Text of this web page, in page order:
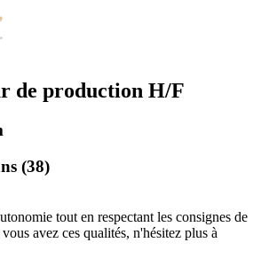
de production H/F
(38)
tout en respectant les consignes de
avez ces qualités, n'hésitez plus à